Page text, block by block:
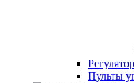
Пульты